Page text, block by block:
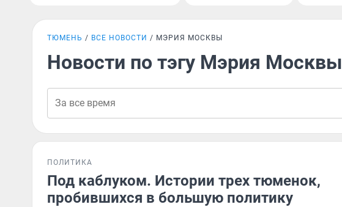
ТЮМЕНЬ ВСЕ НОВОСТИ МЭРИЯ МОСКВЫ
Новости по тэгу Мэрия Москвы
ПОЛИТИКА
Под каблуком. Истории трех тюменок,
пробившихся в большую политику